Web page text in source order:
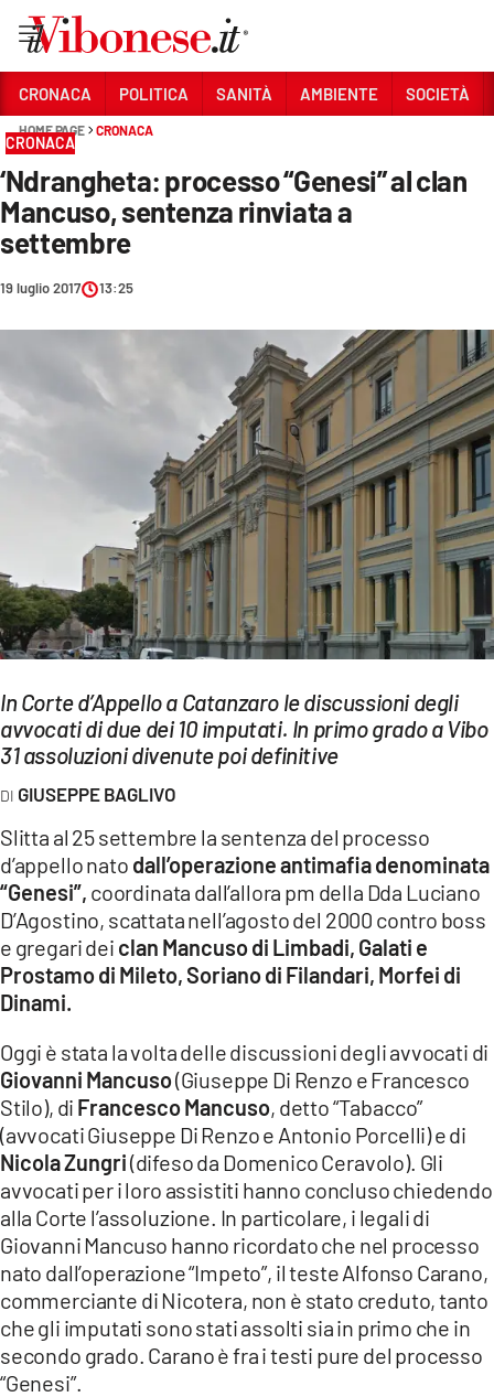
Sezioni
CRONACA
POLITICA
ECONOMIA E LAVORO
Streaming
LAC TV
LAC NETWORK
LAC ONAIR
Network
LACPLAY.IT
LACTV.IT
LACONAIR.IT
LACITYMAG.IT
ILREGGINO.IT
COSENZACHANNEL.IT
ILVIBONESE.IT
CATANZAROCHANNEL.IT
LACAPITALENEWS.IT
ANDROID
CRONACA POLITICA SANITÀ AMBIENTE SOCIETÀ
HOME PAGE CRONACA
CRONACA
‘Ndrangheta: processo “Genesi” al clan
Mancuso, sentenza rinviata a
settembre
19 luglio 2017 13:25
In Corte d’Appello a Catanzaro le discussioni degli
avvocati di due dei 10 imputati. In primo grado a Vibo
31 assoluzioni divenute poi definitive
GIUSEPPE BAGLIVO
Slitta al 25 settembre la sentenza del processo
d’appello nato dall’operazione antimafia denominata
“Genesi”, coordinata dall’allora pm della Dda Luciano
D’Agostino, scattata nell’agosto del 2000 contro boss
e gregari dei clan Mancuso di Limbadi, Galati e
Prostamo di Mileto, Soriano di Filandari, Morfei di
Dinami.
Oggi è stata la volta delle discussioni degli avvocati di
Giovanni Mancuso(Giuseppe Di Renzo e Francesco
Stilo), di Francesco Mancuso, detto “Tabacco”
(avvocati Giuseppe Di Renzo e Antonio Porcelli) e di
Nicola Zungri(difeso da Domenico Ceravolo). Gli
avvocati per i loro assistiti hanno concluso chiedendo
alla Corte l’assoluzione. In particolare, i legali di
Giovanni Mancuso hanno ricordato che nel processo
nato dall’operazione “Impeto”, il teste Alfonso Carano,
commerciante di Nicotera, non è stato creduto, tanto
che gli imputati sono stati assolti sia in primo che in
secondo grado. Carano è fra i testi pure del processo
“Genesi”.